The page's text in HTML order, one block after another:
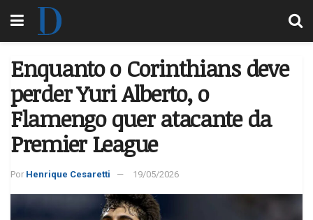
Enquanto o Corinthians deve
perder Yuri Alberto, o
Flamengo quer atacante da
Premier League
Por Henrique Cesaretti 19/05/2026